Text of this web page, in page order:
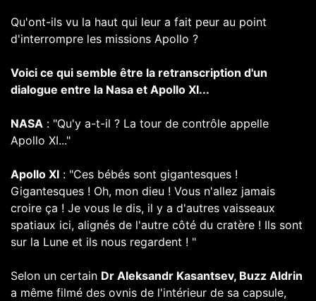
Qu'ont-ils vu la haut qui leur a fait peur au point
d'interrompre les missions Apollo ?
Voici ce qui semble être la retranscription d'un
dialogue entre la Nasa et Apollo XI...
NASA : "Qu'y a-t-il ? La tour de contrôle appelle
Apollo XI..."
Apollo XI : "Ces bébés sont gigantesques !
Gigantesques ! Oh, mon dieu ! Vous n'allez jamais
croire ça ! Je vous le dis, il y a d'autres vaisseaux
spatiaux ici, alignés de l'autre côté du cratère ! Ils sont
sur la Lune et ils nous regardent ! "
Selon un certain Dr Aleksandr Kasantsev, Buzz Aldrin
a même filmé des ovnis de l'intérieur de sa capsule,